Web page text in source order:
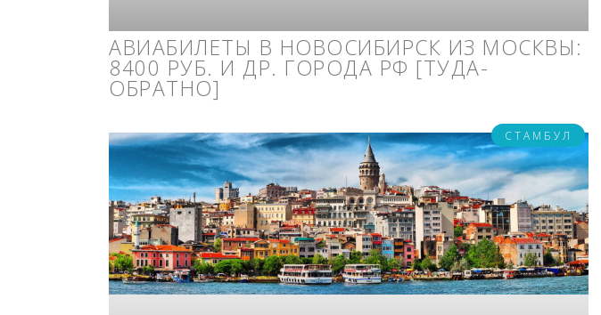
АВИАБИЛЕТЫ В НОВОСИБИРСК ИЗ МОСКВЫ:
8400 РУБ. И ДР. ГОРОДА РФ [ТУДА-
ОБРАТНО]
СТАМБУЛ